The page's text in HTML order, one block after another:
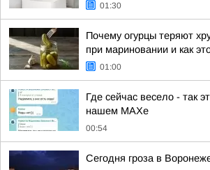
01:30
Почему огурцы теряют
при мариновании и как
01:00
Где сейчас весело - так
нашем МАХе
00:54
Сегодня гроза в